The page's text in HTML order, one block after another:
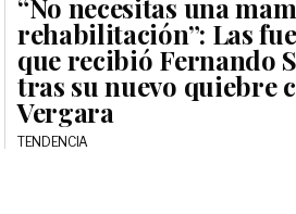
“No necesitas una
rehabilitación”: Las
que recibió Fernando
tras su nuevo quiebre
Vergara
TENDENCIA